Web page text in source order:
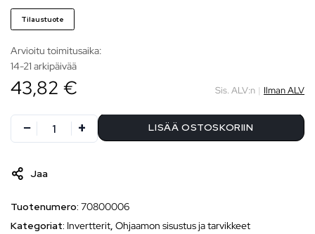
Tilaustuote
Arvioitu toimitusaika:
14-21 arkipäivää
43,82 € Sis. ALV:n | Ilman ALV
LISÄÄ OSTOSKORIIN
Jaa
Tuotenumero: 70800006
Kategoriat: Invertterit, Ohjaamon sisustus ja tarvikkeet